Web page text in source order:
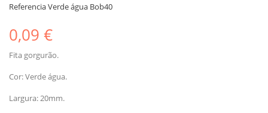
ReferenciaVerde água Bob40
0,09 €
Fita gorgurão.
Cor: Verde água.
Largura: 20mm.